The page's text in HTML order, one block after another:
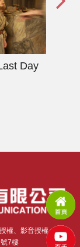
Day
權、影音授權
7樓